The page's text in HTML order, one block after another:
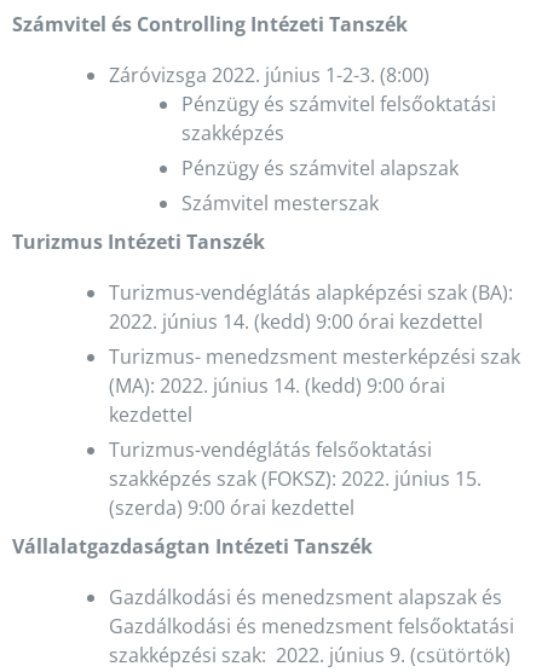
Számvitel és Controlling Intézeti Tanszék
Záróvizsga 2022. június 1-2-3. (8:00)
Pénzügy és számvitel felsőoktatási
szakképzés
Pénzügy és számvitel alapszak
Számvitel mesterszak
Turizmus Intézeti Tanszék
Turizmus-vendéglátás alapképzési szak (BA):
2022. június 14. (kedd) 9:00 órai kezdettel
Turizmus- menedzsment mesterképzési szak
(MA): 2022. június 14. (kedd) 9:00 órai
kezdettel
Turizmus-vendéglátás felsőoktatási
szakképzés szak (FOKSZ): 2022. június 15.
(szerda) 9:00 órai kezdettel
Vállalatgazdaságtan Intézeti Tanszék
Gazdálkodási és menedzsment alapszak és
Gazdálkodási és menedzsment felsőoktatási
szakképzési szak: 2022. június 9. (csütörtök)